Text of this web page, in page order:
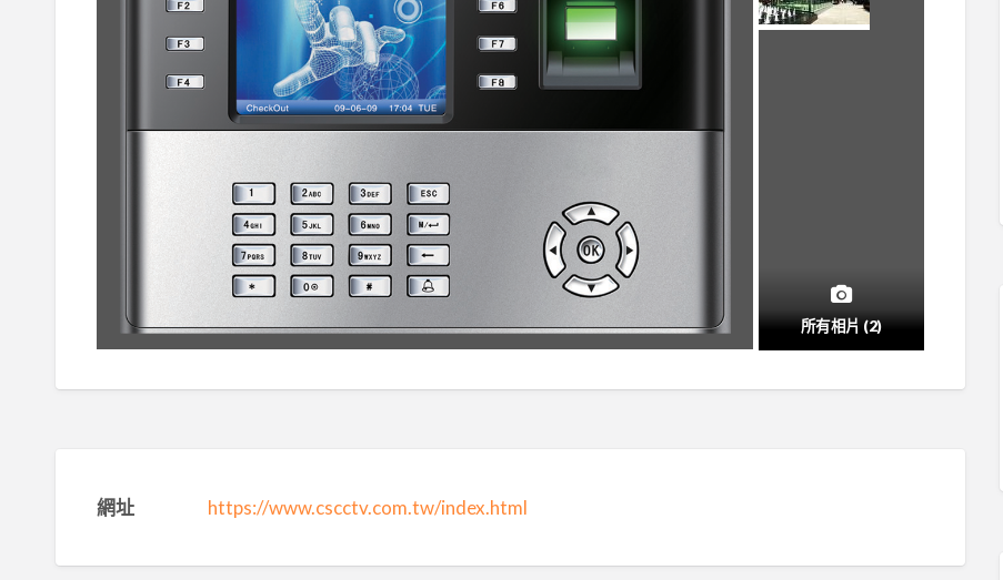
所有相片 (2)
網址 https://www.cscctv.com.tw/index.html